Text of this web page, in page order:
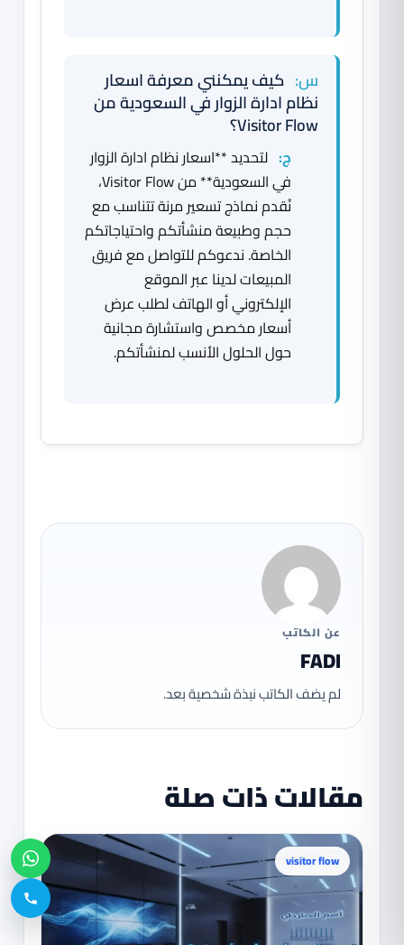
س: كيف يمكنني معرفة اسعار
نظام ادارة الزوار في السعودية من
Visitor Flow؟
ج: لتحديد **اسعار نظام ادارة الزوار
في السعودية** من Visitor Flow،
نُقدم نماذج تسعير مرنة تتناسب مع
حجم وطبيعة منشأتكم واحتياجاتكم
الخاصة. ندعوكم للتواصل مع فريق
المبيعات لدينا عبر الموقع
الإلكتروني أو الهاتف لطلب عرض
أسعار مخصص واستشارة مجانية
حول الحلول الأنسب لمنشأتكم.
عن الكاتب
FADI
لم يضف الكاتب نبذة شخصية بعد.
مقالات ذات صلة
visitor flow